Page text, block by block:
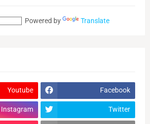
Powered by Translate
Youtube Facebook
Instagram Twitter